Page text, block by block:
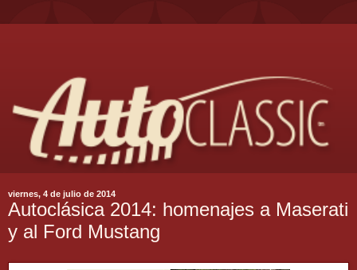
viernes, 4 de julio de 2014
Autoclásica 2014: homenajes a Maserati
y al Ford Mustang